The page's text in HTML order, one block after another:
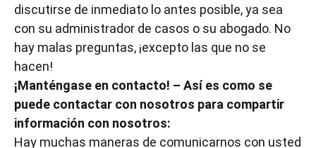
discutirse de inmediato lo antes posible, ya sea
con su administrador de casos o su abogado. No
hay malas preguntas, ¡excepto las que no se
hacen!
¡Manténgase en contacto! – Así es como se
puede contactar con nosotros para compartir
información con nosotros:
Hay muchas maneras de comunicarnos con usted